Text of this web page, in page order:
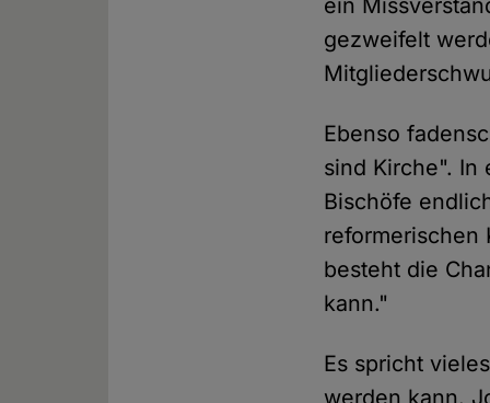
ein
gezweifelt
Ebenso
sind Kirche". In
Bischöfe
reformerischen
besteht die
kann."
Es spricht